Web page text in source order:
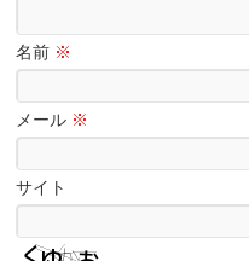
名前 ※
メール ※
サイト